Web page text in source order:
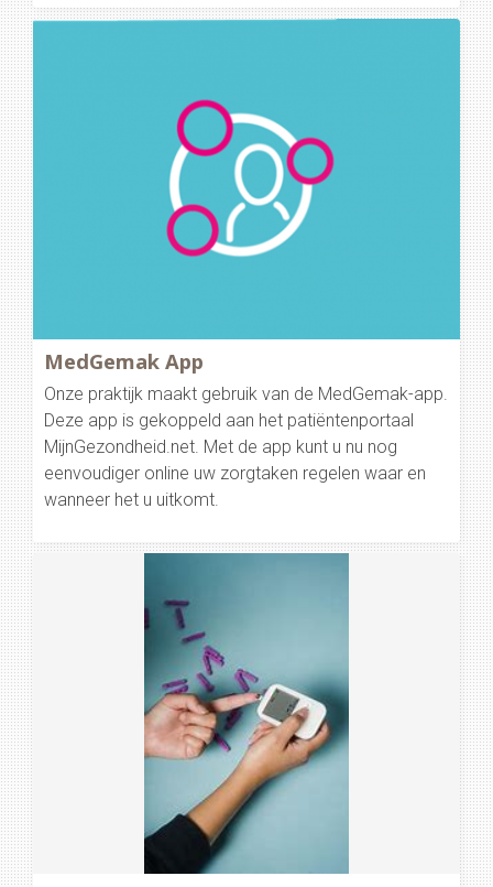
MedGemak App
Onze praktijk maakt gebruik van de MedGemak-app.
Deze app is gekoppeld aan het patiëntenportaal
MijnGezondheid.net. Met de app kunt u nu nog
eenvoudiger online uw zorgtaken regelen waar en
wanneer het u uitkomt.